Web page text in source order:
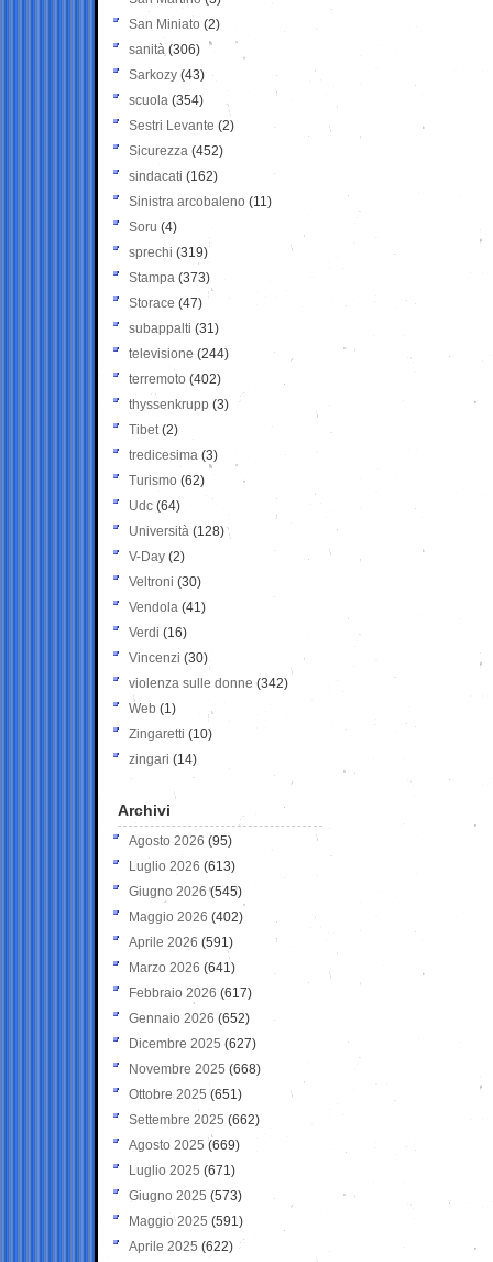
San Miniato (2)
sanità (306)
Sarkozy (43)
scuola (354)
Sestri Levante (2)
Sicurezza (452)
sindacati (162)
Sinistra arcobaleno (11)
Soru (4)
sprechi (319)
Stampa (373)
Storace (47)
subappalti (31)
televisione(244)
terremoto (402)
thyssenkrupp (3)
Tibet(2)
tredicesima (3)
Turismo (62)
Udc (64)
Università (128)
V-Day (2)
Veltroni (30)
Vendola (41)
Verdi (16)
Vincenzi (30)
violenza sulle donne (342)
Web (1)
Zingaretti (10)
zingari (14)
Archivi
Agosto 2026 (95)
Luglio 2026 (613)
Giugno 2026 (545)
Maggio 2026 (402)
Aprile 2026 (591)
Marzo 2026 (641)
Febbraio 2026 (617)
Gennaio 2026 (652)
Dicembre 2025 (627)
Novembre 2025 (668)
Ottobre 2025 (651)
Settembre 2025 (662)
Agosto 2025 (669)
Luglio 2025 (671)
Giugno 2025 (573)
Maggio 2025 (591)
Aprile 2025 (622)